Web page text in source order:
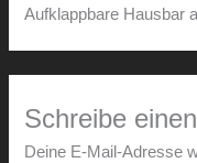
Aufklappbare Hausbar
Schreibe
Deine E-Mail-Adresse